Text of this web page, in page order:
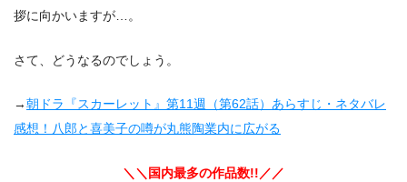
拶に向かいますが…。
さて、どうなるのでしょう。
→朝ドラ『スカーレット』第11週（第62話）あらすじ・ネタバレ
感想！八郎と喜美子の噂が丸熊陶業内に広がる
＼＼国内最多の作品数!!／／